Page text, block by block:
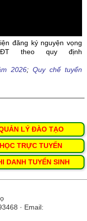
đăng ký nguyện vọng
theo quy định
2026; Quy chế tuyển
LÝ ĐÀO TẠO
HỌC TRỰC TUYẾN
DANH TUYỂN SINH
· Email: